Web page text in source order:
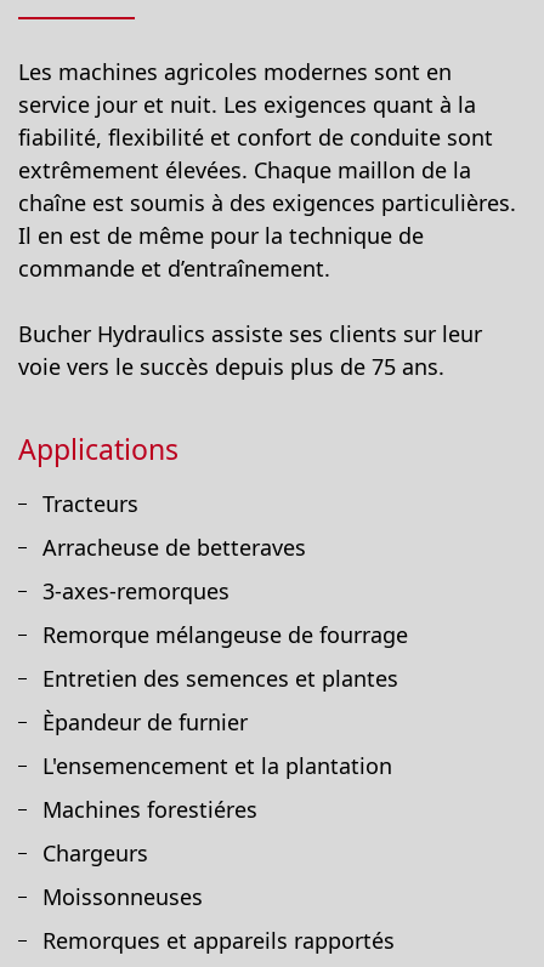
Les machines agricoles modernes sont en
service jour et nuit. Les exigences quant à la
fiabilité, flexibilité et confort de conduite sont
extrêmement élevées. Chaque maillon de la
chaîne est soumis à des exigences particulières.
Il en est de même pour la technique de
commande et d’entraînement.
Bucher Hydraulics assiste ses clients sur leur
voie vers le succès depuis plus de 75 ans.
Applications
Tracteurs
Arracheuse de betteraves
3-axes-remorques
Remorque mélangeuse de fourrage
Entretien des semences et plantes
Èpandeur de furnier
L'ensemencement et la plantation
Machines forestiéres
Chargeurs
Moissonneuses
Remorques et appareils rapportés